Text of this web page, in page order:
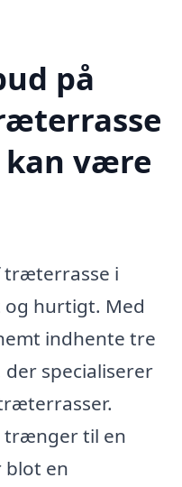
på
kan være
træterrasse i
og hurtigt. Med
indhente tre
specialiserer
trænger til en
en